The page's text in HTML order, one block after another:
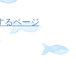
るページ